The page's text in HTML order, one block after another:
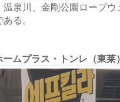
温泉川、金剛公園ロープ
る。
ムプラス・トンレ（東莱